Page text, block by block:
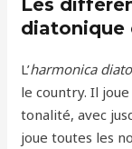
diatonique
L’harmonica
le country. Il
tonalité, avec
joue toutes les